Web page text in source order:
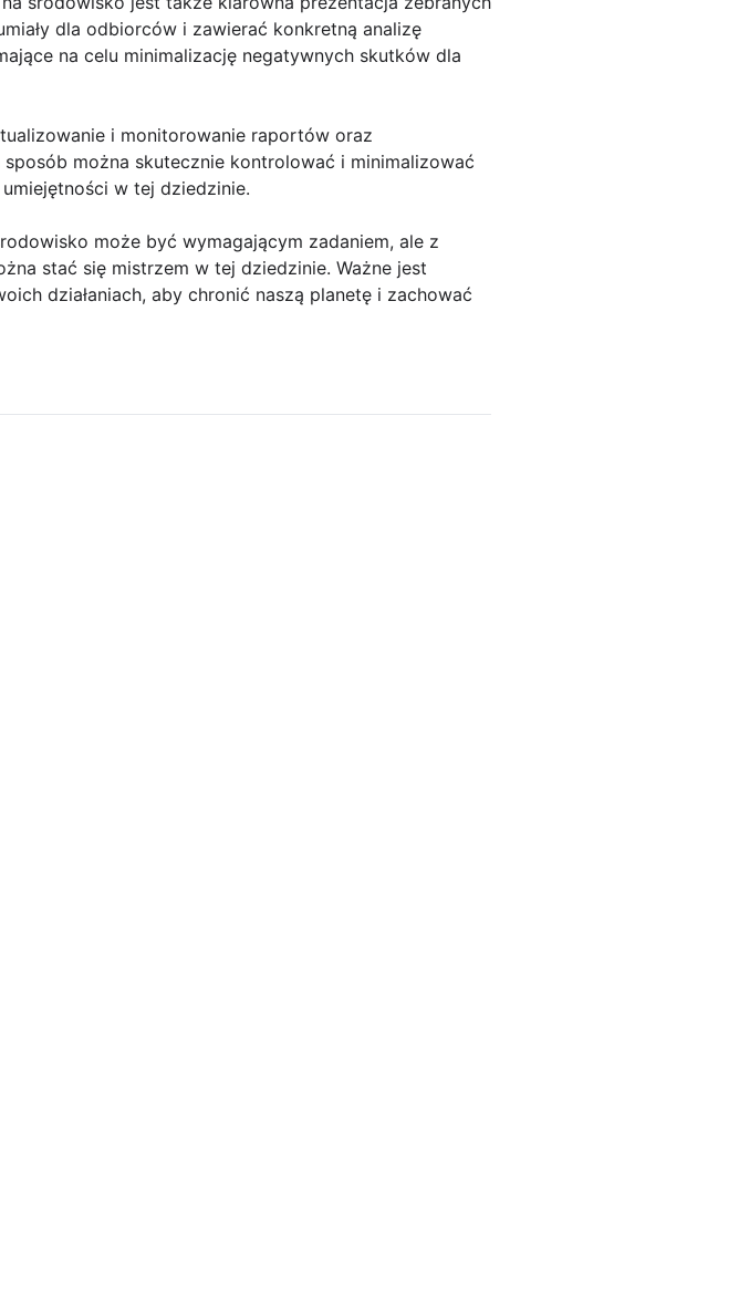
dla odbiorców i zawierać konkretną analizę
na celu minimalizację negatywnych skutków dla
i monitorowanie raportów oraz
można skutecznie kontrolować i minimalizować
w tej dziedzinie.
może być wymagającym zadaniem, ale z
stać się mistrzem w tej dziedzinie. Ważne jest
działaniach, aby chronić naszą planetę i zachować